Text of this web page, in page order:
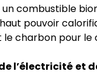
un combustible
pouvoir
charbon pour le
l’électricité et